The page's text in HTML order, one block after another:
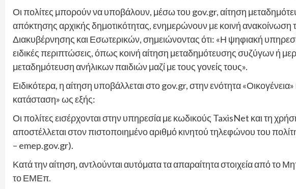
Οι πολίτες μπορούν να υποβάλουν, μέσω του gov.gr, αίτηση
απόκτησης αρχικής δημοτικότητας, ενημερώνουν με κοινή
Διακυβέρνησης και Εσωτερικών, σημειώνοντας ότι: «Η ψηφιακή
ειδικές περιπτώσεις, όπως κοινή αίτηση μεταδημότευσης συζύγων ή
μεταδημότευση ανήλικων παιδιών μαζί με τους γονείς τους».
Ειδικότερα, η αίτηση υποβάλλεται στο gov.gr, στην ενότητα
κατάσταση» ως εξής:
Οι πολίτες εισέρχονται στην υπηρεσία με κωδικούς TaxisNet και τη
αποστέλλεται στον πιστοποιημένο αριθμό κινητού τηλεφώνου του
– emep.gov.gr).
Κατά την αίτηση, αντλούνται αυτόματα τα απαραίτητα στοιχεία από
το ΕΜΕπ.